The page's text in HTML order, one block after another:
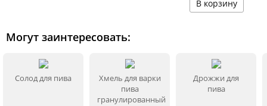
Могут заинтересовать:
Солод для пива
Хмель для варки
пива
гранулированный
Дрожжи для
пива